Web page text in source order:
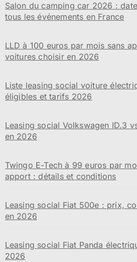
Salon du camping car 2026 :
tous les événements en France
LLD à 100 euros par mois sans
voitures choisir en 2026
Liste leasing social voiture
éligibles et tarifs 2026
Leasing social Volkswagen ID.3
en 2026
Twingo E-Tech à 99 euros par
apport : détails et conditions
Leasing social Fiat 500e : prix,
en 2026
Leasing social Fiat Panda
2026